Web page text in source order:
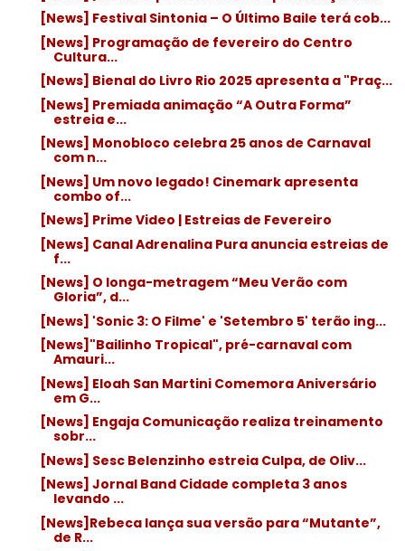
[News] Festival Sintonia – O Último Baile terá cob...
[News] Programação de fevereiro do Centro
Cultura...
[News] Bienal do Livro Rio 2025 apresenta a "Praç...
[News] Premiada animação “A Outra Forma”
estreia e...
[News] Monobloco celebra 25 anos de Carnaval
com n...
[News] Um novo legado! Cinemark apresenta
combo of...
[News] Prime Video | Estreias de Fevereiro
[News] Canal Adrenalina Pura anuncia estreias de
f...
[News] O longa-metragem “Meu Verão com
Gloria”, d...
[News] 'Sonic 3: O Filme' e 'Setembro 5' terão ing...
[News]"Bailinho Tropical", pré-carnaval com
Amauri...
[News] Eloah San Martini Comemora Aniversário
em G...
[News] Engaja Comunicação realiza treinamento
sobr...
[News] Sesc Belenzinho estreia Culpa, de Oliv...
[News] Jornal Band Cidade completa 3 anos
levando ...
[News]Rebeca lança sua versão para “Mutante”,
de R...